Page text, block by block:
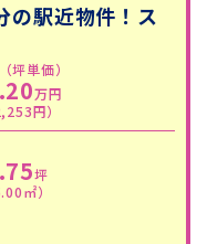
の駅近物件！ス
坪単価）
万円
円）
坪
㎡）